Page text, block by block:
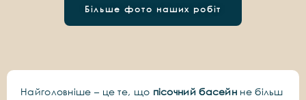
Більше фото наших робіт
Найголовніше – це те, що пісочний басейн не більш